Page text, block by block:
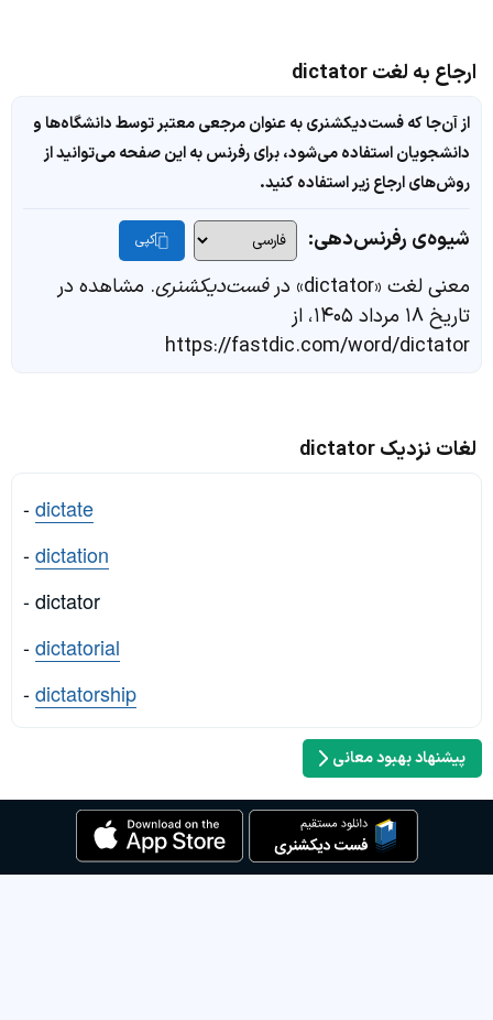
ارجاع به لغت dictator
از آن‌جا که فست‌دیکشنری به عنوان مرجعی معتبر توسط دانشگاه‌ها و
دانشجویان استفاده می‌شود، برای رفرنس به این صفحه می‌توانید از
روش‌های ارجاع زیر استفاده کنید.
شیوه‌ی رفرنس‌دهی: کپی
معنی لغت «dictator» در فست‌دیکشنری. مشاهده در
تاریخ ۱۸ مرداد ۱۴۰۵، از
https://fastdic.com/word/dictator
لغات نزدیک dictator
-dictate
-dictation
- dictator
-dictatorial
-dictatorship
پیشنهاد بهبود معانی